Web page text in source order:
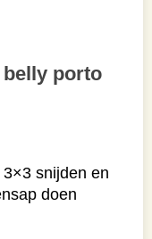
porto
snijden en
doen